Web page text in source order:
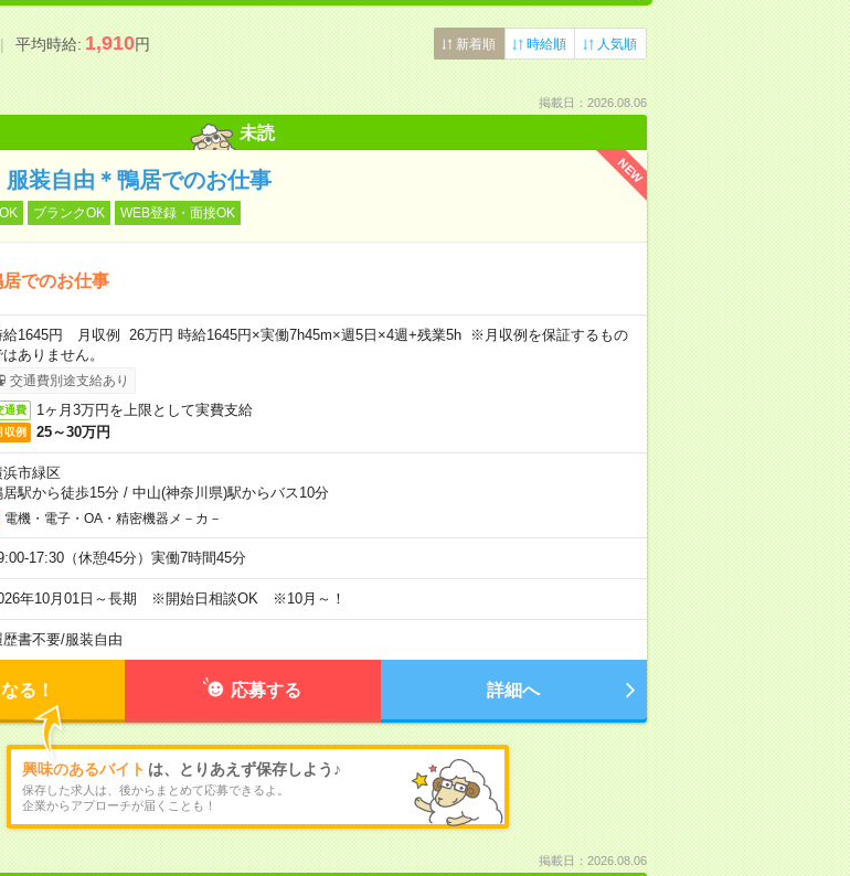
平均時給:1,910円 新着順 時給順 人気順
掲載日：2026.08.06
未読
NEW
装自由＊鴨居でのお仕事
ブランクOK WEB登録・面接OK
でのお仕事
給1645円 月収例 26万円 時給1645円×実働7h45m×週5日×4週+残業5h ※月収例を保証するもの
ありません。
交通費別途支給あり
通費 1ヶ月3万円を上限として実費支給
収例 25～30万円
浜市緑区
居駅から徒歩15分/ 中山(神奈川県)駅からバス10分
電機・電子・OA・精密機器メ－カ－
17:30（休憩45分）実働7時間45分
年10月01日～長期 ※開始日相談OK ※10月～！
歴書不要/服装自由
る！ 応募する 詳細へ
興味のあるバイト は、とりあえず保存しよう♪
保存した求人は、後からまとめて応募できるよ。
企業からアプローチが届くことも！
掲載日：2026.08.06